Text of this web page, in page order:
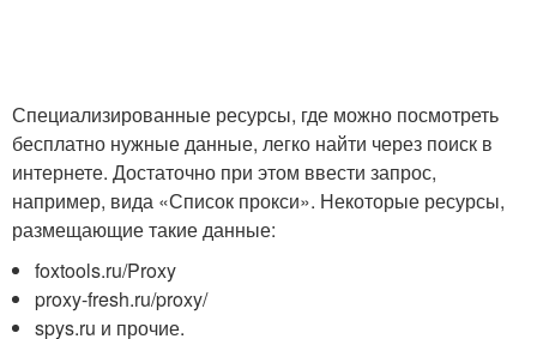
Специализированные ресурсы, где можно посмотреть
бесплатно нужные данные, легко найти через поиск в
интернете. Достаточно при этом ввести запрос,
например, вида «Список прокси». Некоторые ресурсы,
размещающие такие данные:
foxtools.ru/Proxy
proxy-fresh.ru/proxy/
spys.ru и прочие.